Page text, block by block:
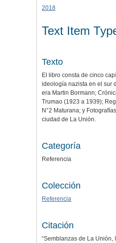
2018
Text Item
Texto
El libro consta de cinco
ideología nazista en el sur
era Martin Bormann;
Trumao (1923 a 1939);
N°2 Maturana; y
ciudad de La Unión.
Categoría
Referencia
Colección
Referencia
Citación
“Semblanzas de La Unión,